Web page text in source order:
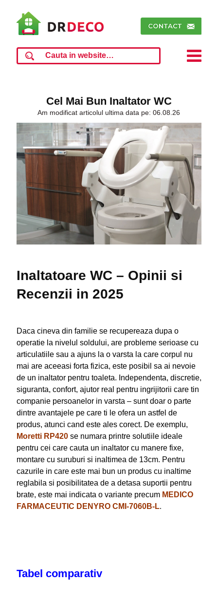
Cel Mai Bun Inaltator WC
Am modificat articolul ultima data pe: 06.08.26
Inaltatoare WC – Opinii si
Recenzii in 2025
Daca cineva din familie se recupereaza dupa o
operatie la nivelul soldului, are probleme serioase cu
articulatiile sau a ajuns la o varsta la care corpul nu
mai are aceeasi forta fizica, este posibil sa ai nevoie
de un inaltator pentru toaleta. Independenta, discretie,
siguranta, confort, ajutor real pentru ingrijitorii care tin
companie persoanelor in varsta – sunt doar o parte
dintre avantajele pe care ti le ofera un astfel de
produs, atunci cand este ales corect. De exemplu,
Moretti RP420se numara printre solutiile ideale
pentru cei care cauta un inaltator cu manere fixe,
montare cu suruburi si inaltimea de 13cm. Pentru
cazurile in care este mai bun un produs cu inaltime
reglabila si posibilitatea de a detasa suportii pentru
brate, este mai indicata o variante precum MEDICO
FARMACEUTIC DENYRO CMI-7060B-L.
Tabel comparativ